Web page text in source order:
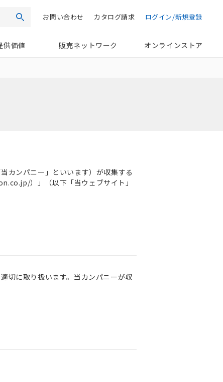
検索 ログイン/新規登録
カタログ請求
お問い合わせ
供価値 販売ネットワーク オンラインストア
カンパニー」といいます）が収集する
）」（以下「当ウェブサイト」
切に取り扱います。当カンパニーが収